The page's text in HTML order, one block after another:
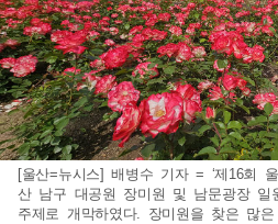
[울산=뉴시스] 배병수 기자 = ‘제16회
산 남구 대공원 장미원 및 남문광장 일
주제로 개막하였다. 장미원을 찾은 많